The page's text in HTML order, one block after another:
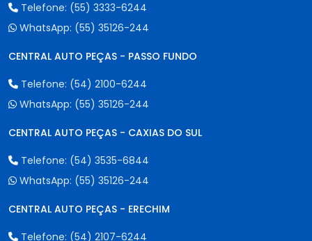
Telefone: (55) 3333-6244
WhatsApp: (55) 35126-244
CENTRAL AUTO PEÇAS - PASSO FUNDO
Telefone: (54) 2100-6244
WhatsApp: (55) 35126-244
CENTRAL AUTO PEÇAS - CAXIAS DO SUL
Telefone: (54) 3535-6844
WhatsApp: (55) 35126-244
CENTRAL AUTO PEÇAS - ERECHIM
Telefone: (54) 2107-6244